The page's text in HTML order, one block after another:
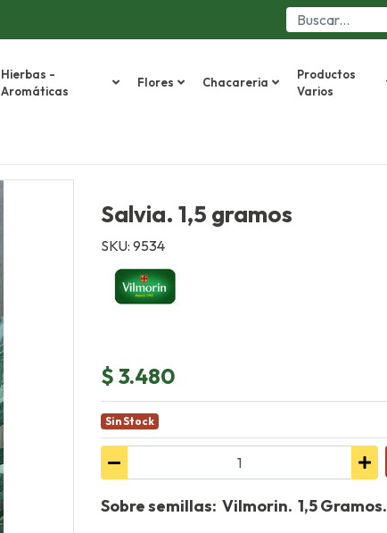
Hierbas -
Aromáticas
Flores Chacareria
Productos
Varios
Salvia. 1,5 gramos
SKU: 9534
$ 3.480
Sin Stock
Sobre semillas: Vilmorin. 1,5 Gramos.